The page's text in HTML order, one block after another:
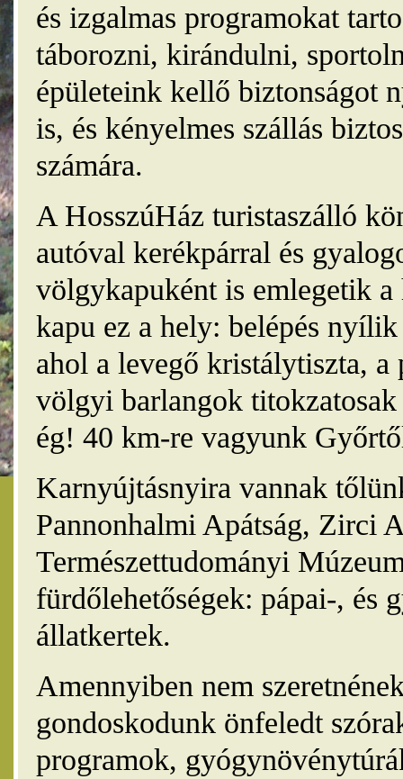
és izgalmas programokat
táborozni, kirándulni,
épületeink kellő biztonságot
is, és kényelmes szállás
számára.
A HosszúHáz turistaszálló
autóval kerékpárral és
völgykapuként is emlegetik
kapu ez a hely: belépés
ahol a levegő kristálytiszta, a
völgyi barlangok
ég! 40 km-re vagyunk
Karnyújtásnyira vannak
Pannonhalmi Apátság, Zirci
Természettudományi
fürdőlehetőségek: pápai-, és
állatkertek.
Amennyiben nem
gondoskodunk önfeledt
programok,